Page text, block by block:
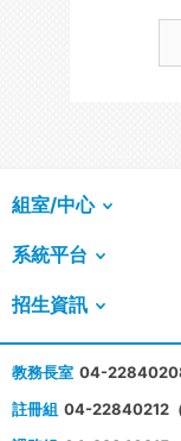
組室/中心
系統平台
招生資訊
教務長室 04-22840208
註冊組 04-22840212（